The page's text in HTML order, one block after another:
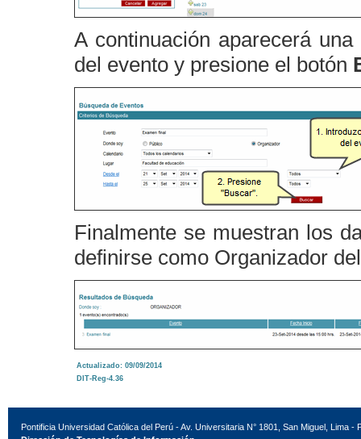
A continuación aparecerá
del evento y presione el botón
Finalmente se muestran los
definirse como Organizador
Actualizado: 09/09/2014
DIT-Reg-4.36
Pontificia Universidad Católica del Perú - Av. Universitaria N° 1801, San Miguel, Lima -